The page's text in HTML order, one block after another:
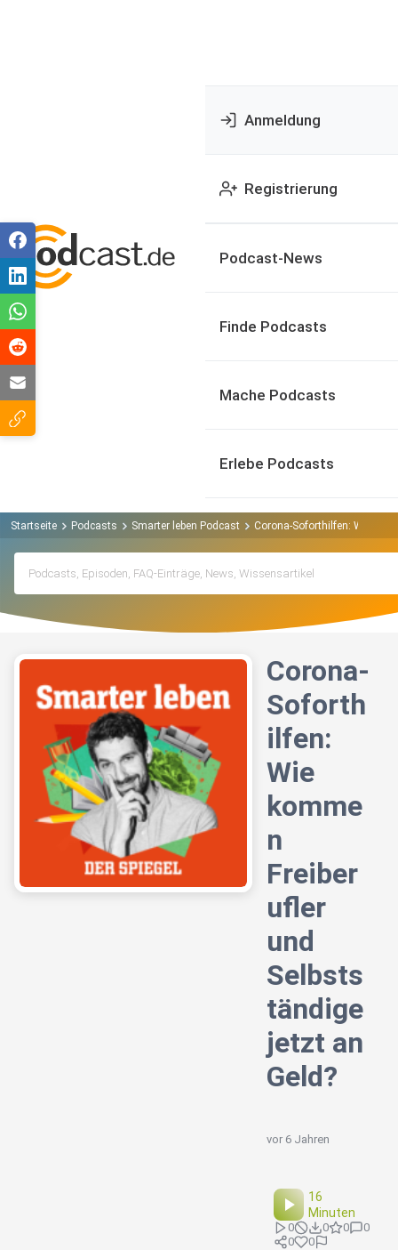
Anmeldung
Registrierung
Podcast-News
Finde Podcasts
Mache Podcasts
Erlebe Podcasts
Startseite Podcasts Smarter leben Podcast Corona-Soforthilfen: Wie
Corona-
Soforth
ilfen:
Wie
komme
n
Freiber
ufler
und
Selbsts
tändige
jetzt an
Geld?
vor 6 Jahren
16
Minuten
0 0 0
0
0
0